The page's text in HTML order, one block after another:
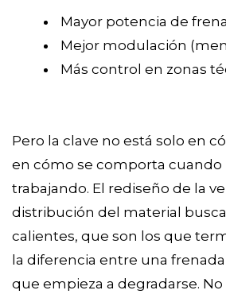
Mayor potencia de
Mejor modulación
Más control en zonas
Pero la clave no está solo en
en cómo se comporta
trabajando. El rediseño de la
distribución del material
calientes, que son los que
la diferencia entre una
que empieza a degradarse.